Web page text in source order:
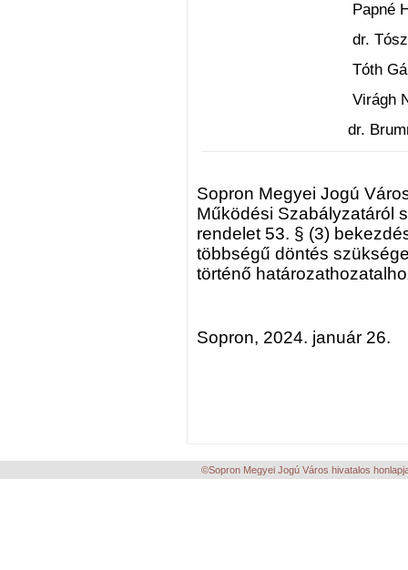
Papné Horváth
dr. Tószegi
Tóth Gábor
Virágh Natália
dr. Brummer
Sopron Megyei Jogú
Működési Szabályzatáról
rendelet 53. § (3)
többségű döntés
történő
Sopron, 2024. január 26.
©Sopron Megyei Jogú Város hivatalos